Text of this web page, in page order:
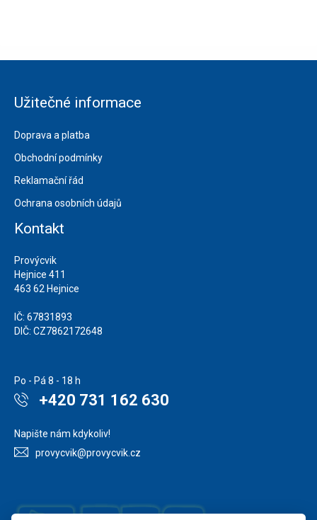
Užitečné informace
Doprava a platba
Obchodní podmínky
Reklamační řád
Ochrana osobních údajů
Kontakt
Provýcvik
Hejnice 411
463 62 Hejnice
IČ: 67831893
DIČ: CZ7862172648
Po - Pá 8 - 18 h
+420 731 162 630
Napište nám kdykoliv!
provycvik@provycvik.cz